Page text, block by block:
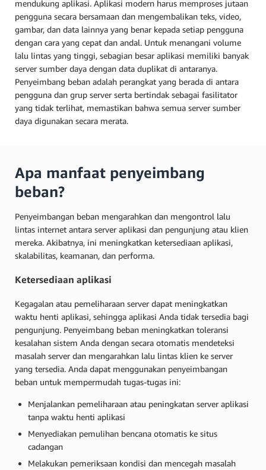
mendukung aplikasi. Aplikasi modern harus memproses jutaan
pengguna secara bersamaan dan mengembalikan teks, video,
gambar, dan data lainnya yang benar kepada setiap pengguna
dengan cara yang cepat dan andal. Untuk menangani volume
lalu lintas yang tinggi, sebagian besar aplikasi memiliki banyak
server sumber daya dengan data duplikat di antaranya.
Penyeimbang beban adalah perangkat yang berada di antara
pengguna dan grup server serta bertindak sebagai fasilitator
yang tidak terlihat, memastikan bahwa semua server sumber
daya digunakan secara merata.
Apa manfaat penyeimbang
beban?
Penyeimbangan beban mengarahkan dan mengontrol lalu
lintas internet antara server aplikasi dan pengunjung atau klien
mereka. Akibatnya, ini meningkatkan ketersediaan aplikasi,
skalabilitas, keamanan, dan performa.
Ketersediaan aplikasi
Kegagalan atau pemeliharaan server dapat meningkatkan
waktu henti aplikasi, sehingga aplikasi Anda tidak tersedia bagi
pengunjung. Penyeimbang beban meningkatkan toleransi
kesalahan sistem Anda dengan secara otomatis mendeteksi
masalah server dan mengarahkan lalu lintas klien ke server
yang tersedia. Anda dapat menggunakan penyeimbangan
beban untuk mempermudah tugas-tugas ini:
Menjalankan pemeliharaan atau peningkatan server aplikasi
tanpa waktu henti aplikasi
Menyediakan pemulihan bencana otomatis ke situs
cadangan
Melakukan pemeriksaan kondisi dan mencegah masalah